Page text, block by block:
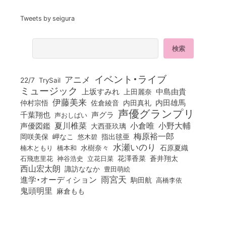
Tweets by seigura
22/7 TrySail アニメ イベント・ライブ
ミュージック 上坂すみれ 上田麗奈 中島由貴
仲村宗悟 伊藤美来 佐倉綾音 内田真礼 内田雄馬
千葉翔也 声おしばい 声グラ 声優グランプリ
声優図鑑 夏川椎菜 大西亜玖璃 小倉唯 小野大輔
岡咲美保 岬なこ 悠木碧 指出毬亜 梅原裕一郎
楠木ともり 橋本和 水樹奈々 水瀬いのり 石原夏織
石飛恵里花 神谷浩史 立花日菜 花澤香菜 蒼井翔太
西山宏太朗 諏訪ななか 豊田萌絵
進学・オーディション 雨宮天 駒田航 高橋李依
鬼頭明里 麻倉もも